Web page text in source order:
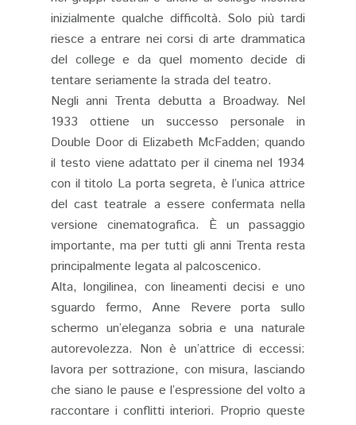
inizialmente qualche difficoltà. Solo più tardi
riesce a entrare nei corsi di arte drammatica
del college e da quel momento decide di
tentare seriamente la strada del teatro.
Negli anni Trenta debutta a Broadway. Nel
1933 ottiene un successo personale in
Double Door di Elizabeth McFadden; quando
il testo viene adattato per il cinema nel 1934
con il titolo La porta segreta, è l’unica attrice
del cast teatrale a essere confermata nella
versione cinematografica. È un passaggio
importante, ma per tutti gli anni Trenta resta
principalmente legata al palcoscenico.
Alta, longilinea, con lineamenti decisi e uno
sguardo fermo, Anne Revere porta sullo
schermo un’eleganza sobria e una naturale
autorevolezza. Non è un’attrice di eccessi:
lavora per sottrazione, con misura, lasciando
che siano le pause e l’espressione del volto a
raccontare i conflitti interiori. Proprio queste